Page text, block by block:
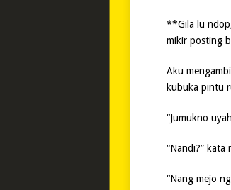
**Gila lu
mikir posting
Aku
kubuka pintu
“Jumukno
“Nandi?” kata
“Nang mejo